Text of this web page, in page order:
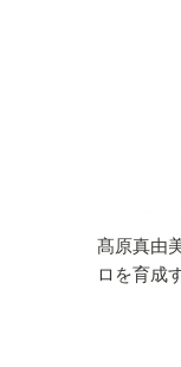
髙原真由
ロを育成